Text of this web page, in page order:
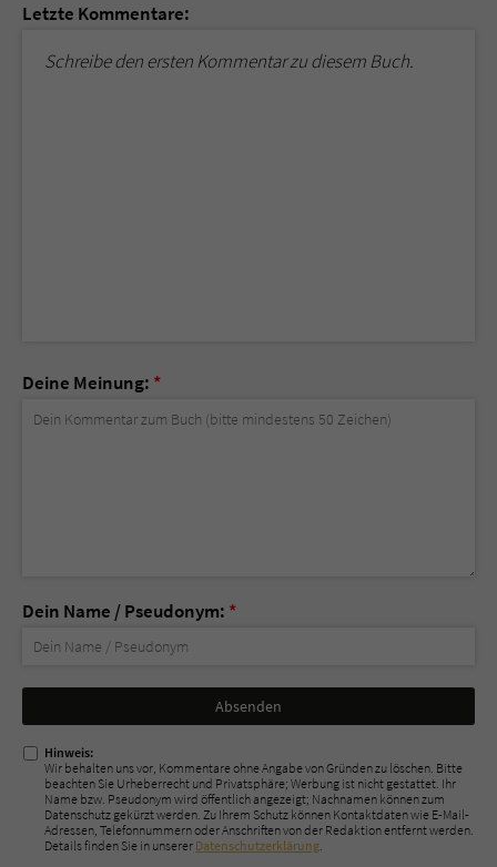
Letzte Kommentare:
Schreibe den ersten Kommentar zu diesem Buch.
Deine Meinung: *
Dein Name / Pseudonym: *
Nicht
ausfüllen!
Hinweis:
Wir behalten uns vor, Kommentare ohne Angabe von Gründen zu löschen. Bitte
beachten Sie Urheberrecht und Privatsphäre; Werbung ist nicht gestattet. Ihr
Name bzw. Pseudonym wird öffentlich angezeigt; Nachnamen können zum
Datenschutz gekürzt werden. Zu Ihrem Schutz können Kontaktdaten wie E-Mail-
Adressen, Telefonnummern oder Anschriften von der Redaktion entfernt werden.
Details finden Sie in unserer Datenschutzerklärung.